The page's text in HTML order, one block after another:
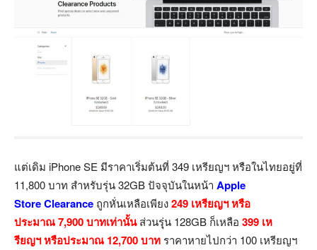
แต่เดิม iPhone SE มีราคาเริ่มต้นที่ 349 เหรียญฯ หรือในไทยอยู่ที่
11,800 บาท สำหรับรุ่น 32GB ปัจจุบันในหน้า Apple
Store Clearance ถูกหั่นเหลือเพียง249 เหรียญฯ หรือ
ประมาณ 7,900 บาทเท่านั้น ส่วนรุุ่น 128GB ก็เหลือ 399 เห
รียญฯ หรือประมาณ 12,700 บาท ราคาหายไปกว่า 100 เหรียญฯ